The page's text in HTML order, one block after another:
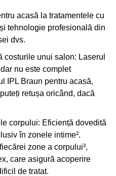
acasă la tratamentele cu
tehnologie profesională din
dvs.
costurile unui salon: Laserul
nu este complet
IPL Braun pentru acasă,
retușa oricând, dacă
corpului: Eficiență dovedită
în zonele intime².
zone a corpului³,
care asigură acoperire
de tratat.